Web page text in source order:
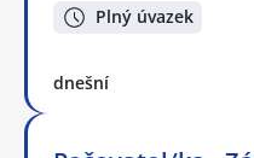
Plný úvazek
dnešní